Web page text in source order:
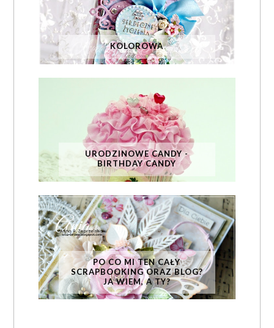
KOLOROWA
URODZINOWE CANDY -
BIRTHDAY CANDY
PO CO MI TEN CAŁY
SCRAPBOOKING ORAZ BLOG?
JA WIEM, A TY?